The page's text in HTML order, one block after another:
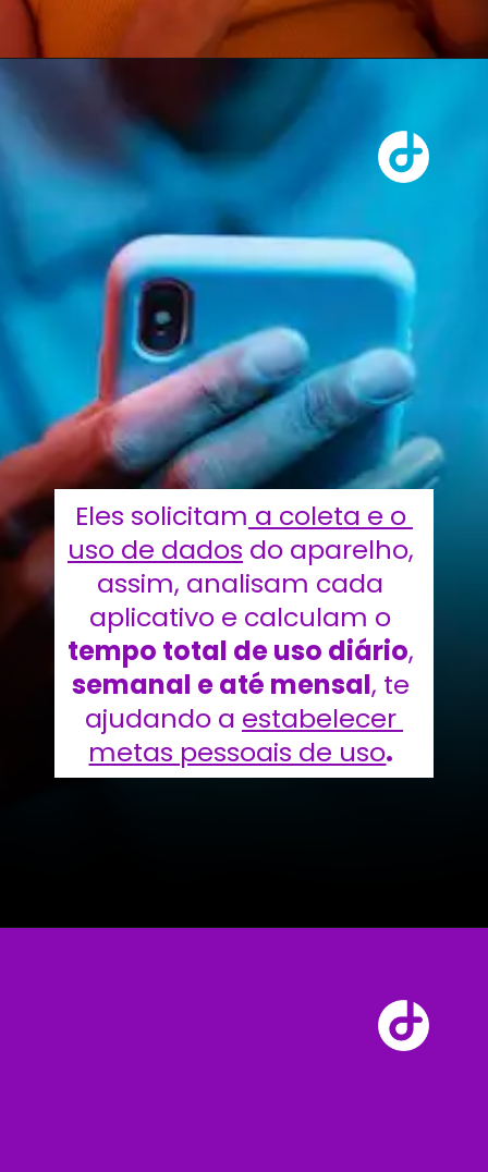
Eles solicitam a coleta e o
uso de dados do aparelho,
assim, analisam cada
tempo total de uso diário
semanal e até mensal, te
ajudando a estabelecer
metas pessoais de uso.